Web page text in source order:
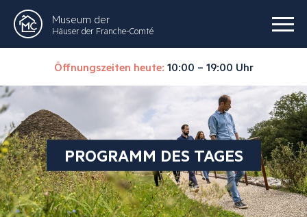
Museum der
Häuser der Franche-Comté
Öffnungszeiten heute: 10:00 – 19:00 Uhr
PROGRAMM DES TAGES